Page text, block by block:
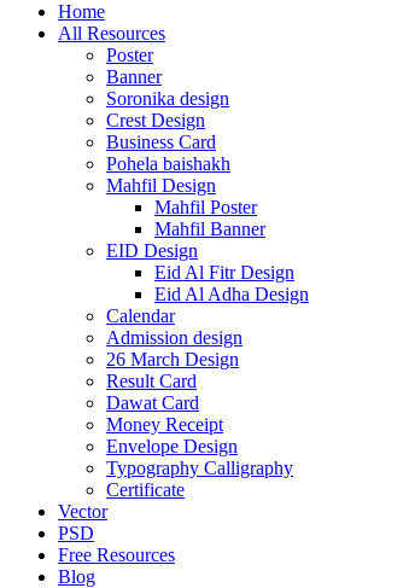
Home
All Resources
Poster
Banner
Soronika design
Crest Design
Business Card
Pohela baishakh
Mahfil Design
Mahfil Poster
Mahfil Banner
EID Design
Eid Al Fitr Design
Eid Al Adha Design
Calendar
Admission design
26 March Design
Result Card
Dawat Card
Money Receipt
Envelope Design
Typography Calligraphy
Certificate
Vector
PSD
Free Resources
Blog